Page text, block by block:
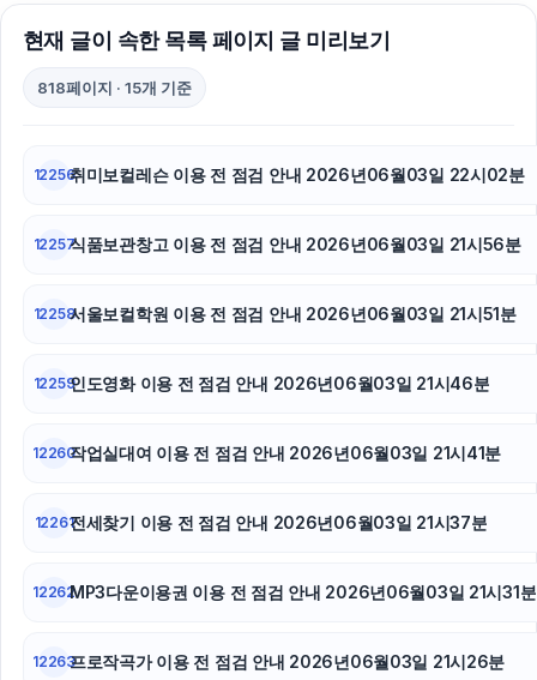
인천하수구막힘
서초하수구막힘
트립닷컴할인코드
부산흥신소
현재 글이 속한 목록 페이지 글 미리보기
818페이지 · 15개 기준
12256취미보컬레슨 이용 전 점검 안내 2026년06월03일 22시02분
12257식품보관창고 이용 전 점검 안내 2026년06월03일 21시56분
12258서울보컬학원 이용 전 점검 안내 2026년06월03일 21시51분
12259인도영화 이용 전 점검 안내 2026년06월03일 21시46분
12260작업실대여 이용 전 점검 안내 2026년06월03일 21시41분
12261전세찾기 이용 전 점검 안내 2026년06월03일 21시37분
12262MP3다운이용권 이용 전 점검 안내 2026년06월03일 21시31분
12263프로작곡가 이용 전 점검 안내 2026년06월03일 21시26분